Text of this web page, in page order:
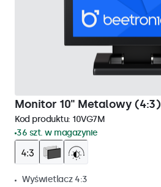
Monitor 10" Metalowy (4:3)
Kod produktu: 10VG7M
36 szt. w magazynie
Wyświetlacz 4:3